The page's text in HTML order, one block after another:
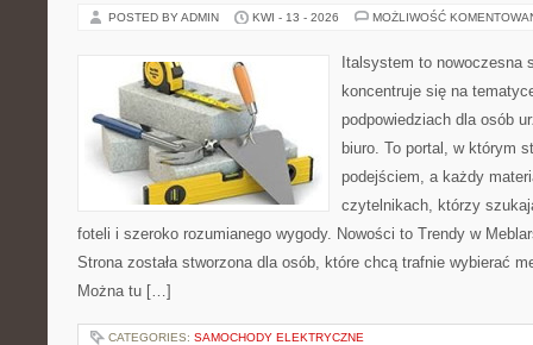
POSTED BY ADMIN KWI - 13 - 2026 MOŻLIWOŚĆ
Italsystem to nowoczesna
koncentruje się na
podpowiedziach dla osób
biuro. To portal, w którym
podejściem, a każdy
czytelnikach, którzy
foteli i szeroko rozumianego wygody. Nowości to Trendy w
Strona została stworzona dla osób, które chcą trafnie wybierać
Można tu […]
CATEGORIES: SAMOCHODY ELEKTRYCZNE